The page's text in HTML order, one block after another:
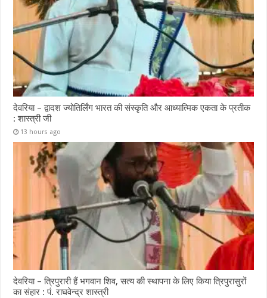
देवरिया – द्वादश ज्योतिर्लिंग भारत की संस्कृति और आध्यात्मिक एकता के प्रतीक
: शास्त्री जी
13 hours ago
देवरिया – त्रिपुरारी हैं भगवान शिव, सत्य की स्थापना के लिए किया त्रिपुरासुरों
का संहार : पं. राघवेन्द्र शास्त्री